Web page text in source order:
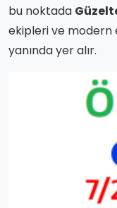
bu noktada
ekipleri ve modern
yanında yer alır.